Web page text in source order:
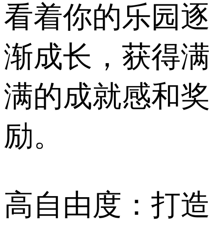
看着你的乐园逐
渐成长，获得满
满的成就感和奖
励。
高自由度：打造